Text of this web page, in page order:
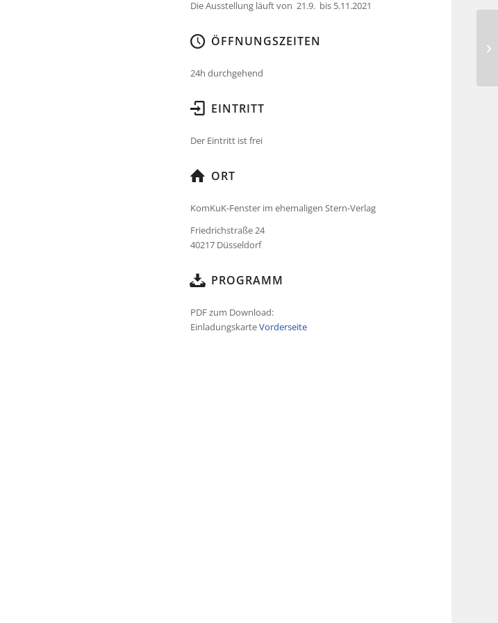
Die Ausstellung läuft von 21.9. bis 5.11.2021
ÖFFNUNGSZEITEN
24h durchgehend
EINTRITT
Der Eintritt ist frei
ORT
KomKuK-Fenster im ehemaligen Stern-Verlag
Friedrichstraße 24
40217 Düsseldorf
PROGRAMM
PDF zum Download:
EinladungskarteVorderseite